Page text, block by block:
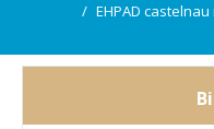
EHPAD